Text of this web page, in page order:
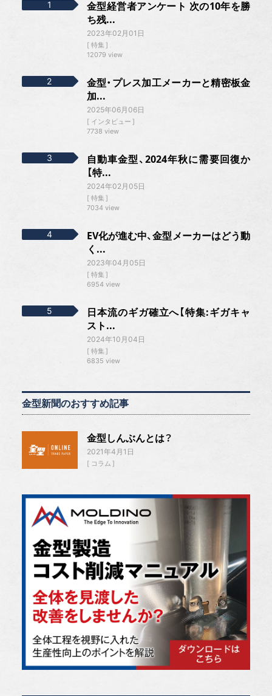
金型経営者アンケート 次の10年を勝
ち残...
2023年02月01日
特集
12079 view
金型・プレス加工メーカーと精密板金
加...
2025年06月06日
インタビュー
7738 view
自動車金型、2024年秋に需要回復か
【特...
2024年02月05日
特集
7034 view
EV化が進む中、金型メーカーはどう動
く...
2023年04月05日
特集
6954 view
日本流のギガ確立へ【特集:ギガキャ
スト...
2024年10月04日
特集
6835 view
金型新聞のおすすめ記事
金型しんぶんとは？
2021年4月1日
コラム